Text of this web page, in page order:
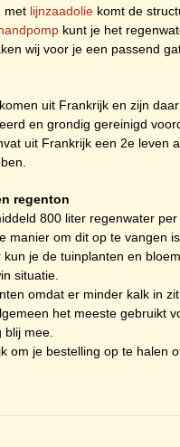
met lijnzaadolie komt de
kunt je het
wij voor je een passend
uit Frankrijk en zijn
en grondig gereinigd
uit Frankrijk een 2e leven
regenton
800 liter regenwater per
manier om dit op te vangen
je de tuinplanten en
situatie.
omdat er minder kalk in
het meeste gebruikt
mee.
om je bestelling op te halen